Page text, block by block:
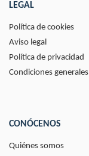
LEGAL
Política de cookies
Aviso legal
Política de privacidad
Condiciones generales
CONÓCENOS
Quiénes somos